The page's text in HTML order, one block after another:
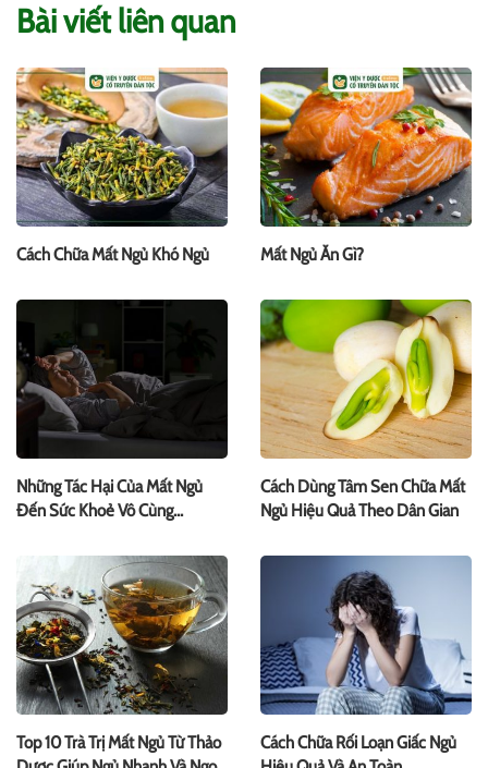
Bài viết liên quan
Cách Chữa Mất Ngủ Khó Ngủ Mất Ngủ Ăn Gì?
Những Tác Hại Của Mất Ngủ
Đến Sức Khoẻ Vô Cùng
Cách Dùng Tâm Sen Chữa Mất
Ngủ Hiệu Quả Theo Dân Gian
Top 10 Trà Trị Mất Ngủ Từ Thảo
Cách Chữa Rối Loạn Giấc Ngủ